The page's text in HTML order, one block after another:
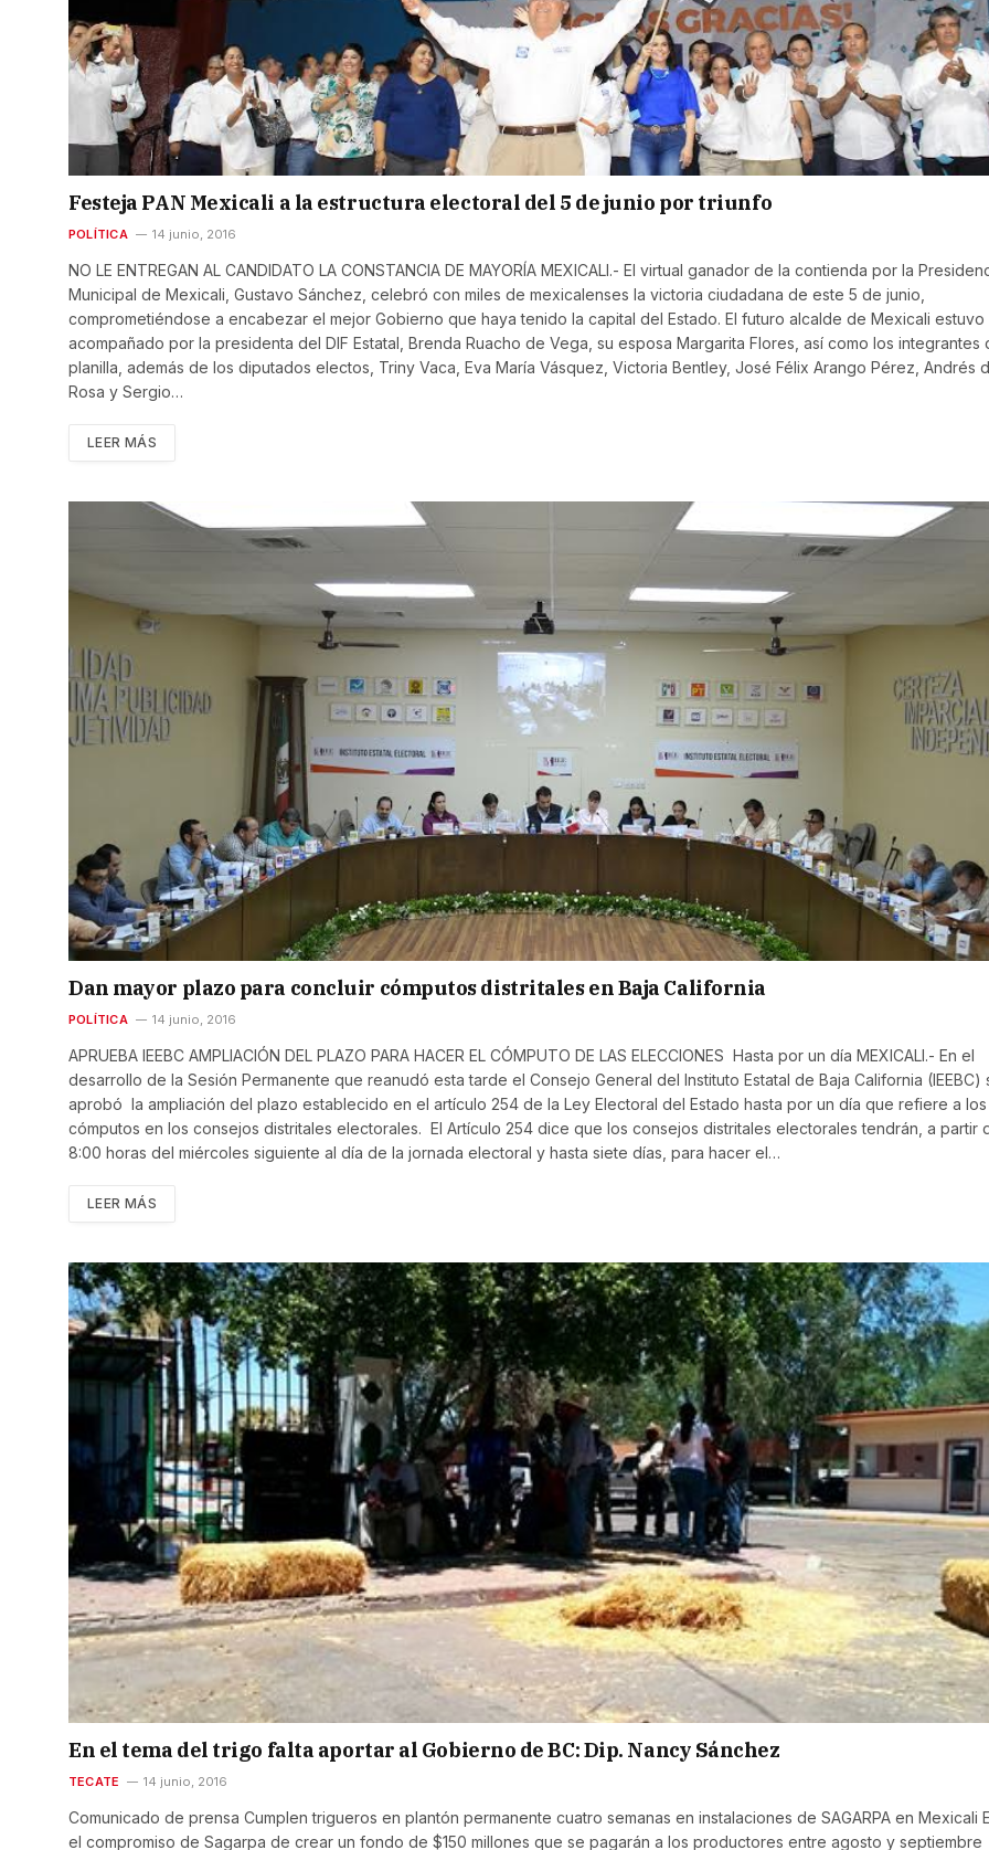
Festeja PAN Mexicali a la estructura electoral del 5 de junio por triunfo
POLÍTICA 14 junio, 2016
NO LE ENTREGAN AL CANDIDATO LA CONSTANCIA DE MAYORÍA MEXICALI.- El virtual ganador de la contienda por la
Municipal de Mexicali, Gustavo Sánchez, celebró con miles de mexicalenses la victoria ciudadana de este 5 de junio,
comprometiéndose a encabezar el mejor Gobierno que haya tenido la capital del Estado. El futuro alcalde de Mexicali estuvo
acompañado por la presidenta del DIF Estatal, Brenda Ruacho de Vega, su esposa Margarita Flores, así como los integrantes
planilla, además de los diputados electos, Triny Vaca, Eva María Vásquez, Victoria Bentley, José Félix Arango Pérez, Andrés
Rosa y Sergio…
LEER MÁS
Dan mayor plazo para concluir cómputos distritales en Baja California
POLÍTICA 14 junio, 2016
APRUEBA IEEBC AMPLIACIÓN DEL PLAZO PARA HACER EL CÓMPUTO DE LAS ELECCIONES Hasta por un día MEXICALI.- En el
desarrollo de la Sesión Permanente que reanudó esta tarde el Consejo General del Instituto Estatal de Baja California (IEEBC)
aprobó la ampliación del plazo establecido en el artículo 254 de la Ley Electoral del Estado hasta por un día que refiere a los
cómputos en los consejos distritales electorales. El Artículo 254 dice que los consejos distritales electorales tendrán, a partir
8:00 horas del miércoles siguiente al día de la jornada electoral y hasta siete días, para hacer el…
LEER MÁS
En el tema del trigo falta aportar al Gobierno de BC: Dip. Nancy Sánchez
TECATE 14 junio, 2016
Comunicado de prensa Cumplen trigueros en plantón permanente cuatro semanas en instalaciones de SAGARPA en Mexicali
el compromiso de Sagarpa de crear un fondo de $150 millones que se pagarán a los productores entre agosto y septiembre